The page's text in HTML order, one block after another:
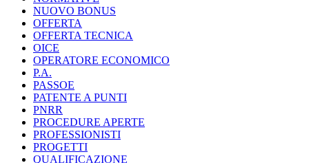
NUOVO BONUS
OFFERTA
OFFERTA TECNICA
OICE
OPERATORE ECONOMICO
P.A.
PASSOE
PATENTE A PUNTI
PNRR
PROCEDURE APERTE
PROFESSIONISTI
PROGETTI
QUALIFICAZIONE